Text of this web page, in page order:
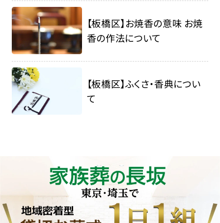
【板橋区】お焼香の意味 お焼
香の作法について
【板橋区】ふくさ・香典につい
て